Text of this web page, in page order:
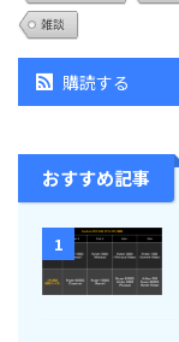
雑談
購読する
おすすめ記事
1